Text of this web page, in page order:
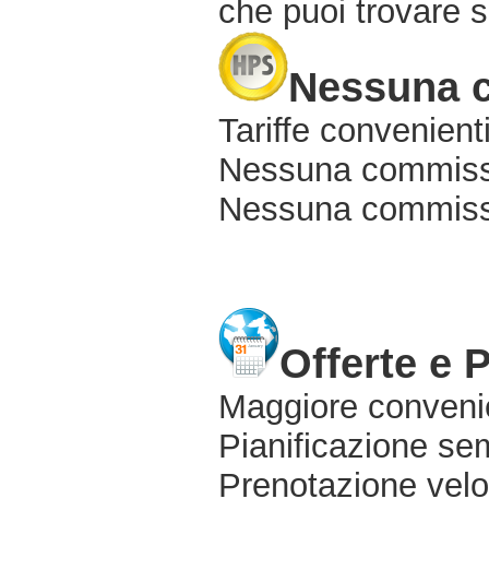
che puoi trovare
Nessuna
Tariffe
Nessuna
Nessuna
Offerte e
Maggiore
Pianificazione
Prenotazione